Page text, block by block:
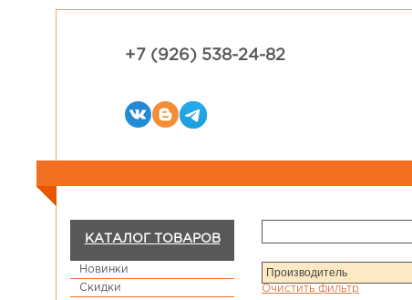
+7 (926) 538-24-82
КАТАЛОГ ТОВАРОВ
Новинки
Скидки
Очистить фильтр